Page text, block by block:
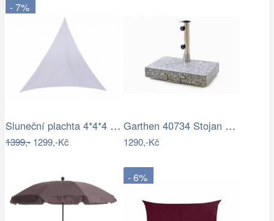
- 7%
Sluneční plachta 4*4*4 m bílá
1399,-1299,-Kč
Garthen 40734 Stojan na slunečník…
1290,-Kč
- 6%